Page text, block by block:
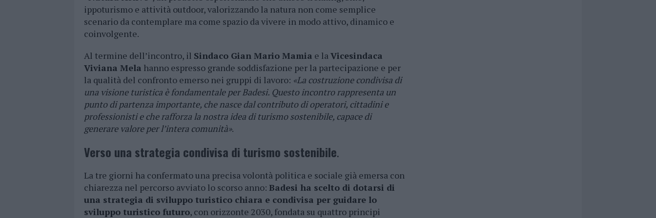
ippoturismo e attività outdoor, valorizzando la natura non come semplice
scenario da contemplare ma come spazio da vivere in modo attivo, dinamico e
coinvolgente.
Al termine dell’incontro, il Sindaco Gian Mario Mamia e laVicesindaca
Viviana Mela hanno espresso grande soddisfazione per la partecipazione e per
la qualità del confronto emerso nei gruppi di lavoro: «La costruzione condivisa di
una visione turistica è fondamentale per Badesi. Questo incontro rappresenta un
punto di partenza importante, che nasce dal contributo di operatori, cittadini e
professionisti e che rafforza la nostra idea di turismo sostenibile, capace di
generare valore per l’intera comunità».
Verso una strategia condivisa di turismo sostenibile.
La tre giorni ha confermato una precisa volontà politica e sociale già emersa con
chiarezza nel percorso avviato lo scorso anno: Badesi ha scelto di dotarsi di
una strategia di sviluppo turistico chiara e condivisa per guidare lo
sviluppo turistico futuro, con orizzonte 2030, fondata su quattro principi